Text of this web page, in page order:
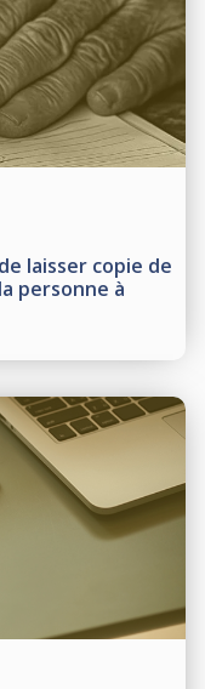
laisser copie de
personne à